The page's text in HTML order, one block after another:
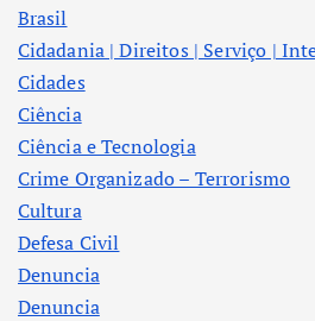
Brasil
Cidadania | Direitos | Serviço |
Cidades
Ciência
Ciência e Tecnologia
Crime Organizado – Terrorismo
Cultura
Defesa Civil
Denuncia
Denuncia